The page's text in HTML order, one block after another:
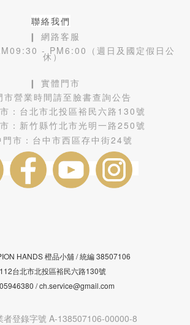
聯絡我們
❙ 網路客服
- PM6:00（週日及國定假日公
休）
❙ 實體門市
營業時間請至臉書查詢公告
： 台北市北投區裕民六路130號
： 新竹縣竹北市光明一路250號
市： 台中市西區存中街24號
HANDS 橙品小舖 /統編38507106
112台北市北投區裕民六路130號
/ ch.service@gmail.com
者登錄字號 A-138507106-00000-8